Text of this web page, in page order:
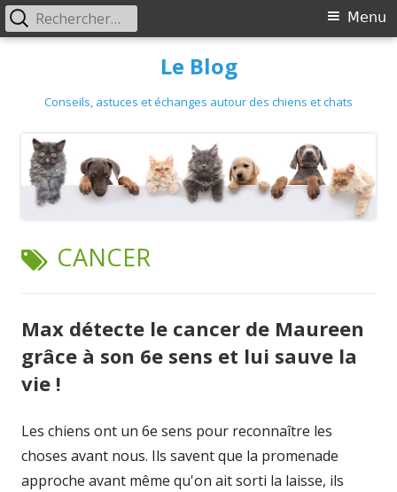
content
Le Blog
Conseils, astuces et échanges autour des chiens et chats
Primary
Menu
Menu
Rechercher :
TAG:
CANCER
Max détecte le cancer de Maureen
grâce à son 6e sens et lui sauve la
vie !
Les chiens ont un 6e sens pour reconnaître les
choses avant nous. Ils savent que la promenade
approche avant même qu'on ait sorti la laisse, ils